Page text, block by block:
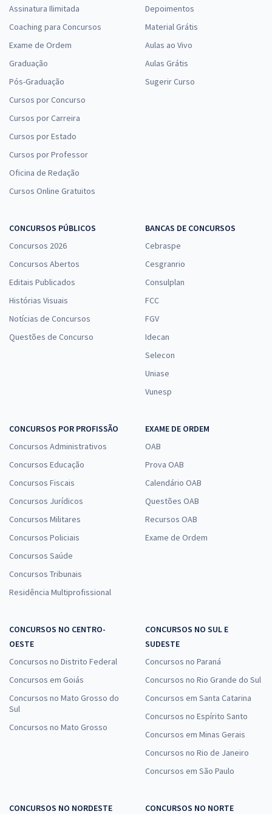
Assinatura Ilimitada
Coaching para Concursos
Exame de Ordem
Graduação
Pós-Graduação
Cursos por Concurso
Cursos por Carreira
Cursos por Estado
Cursos por Professor
Oficina de Redação
Cursos Online Gratuitos
Depoimentos
Material Grátis
Aulas ao Vivo
Aulas Grátis
Sugerir Curso
CONCURSOS PÚBLICOS
Concursos 2026
Concursos Abertos
Editais Publicados
Histórias Visuais
Notícias de Concursos
Questões de Concurso
BANCAS DE CONCURSOS
Cebraspe
Cesgranrio
Consulplan
FCC
FGV
Idecan
Selecon
Uniase
Vunesp
CONCURSOS POR PROFISSÃO
Concursos Administrativos
Concursos Educação
Concursos Fiscais
Concursos Jurídicos
Concursos Militares
Concursos Policiais
Concursos Saúde
Concursos Tribunais
Residência Multiprofissional
EXAME DE ORDEM
OAB
Prova OAB
Calendário OAB
Questões OAB
Recursos OAB
Exame de Ordem
CONCURSOS NO CENTRO-
OESTE
Concursos no Distrito Federal
Concursos em Goiás
Concursos no Mato Grosso do
Sul
Concursos no Mato Grosso
CONCURSOS NO SUL E
SUDESTE
Concursos no Paraná
Concursos no Rio Grande do Sul
Concursos em Santa Catarina
Concursos no Espírito Santo
Concursos em Minas Gerais
Concursos no Rio de Janeiro
Concursos em São Paulo
CONCURSOS NO NORDESTE
CONCURSOS NO NORTE